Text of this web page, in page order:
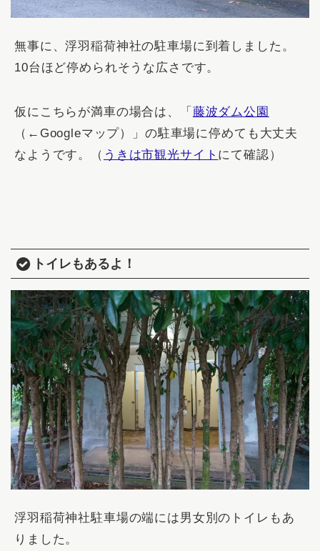
無事に、浮羽稲荷神社の駐車場に到着しました。
10台ほど停められそうな広さです。
仮にこちらが満車の場合は、「 藤波ダム公園
（←Googleマップ）」の駐車場に停めても大丈夫
なようです。（ うきは市観光サイト にて確認）
トイレもあるよ！
浮羽稲荷神社駐車場の端には男女別のトイレもあ
りました。